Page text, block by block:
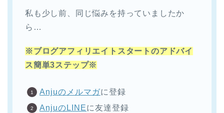
私も少し前、同じ悩みを持っていましたか
ら…
※ブログアフィリエイトスタートのアドバイ
ス簡単3ステップ※
Anjuのメルマガに登録
AnjuのLINEに友達登録